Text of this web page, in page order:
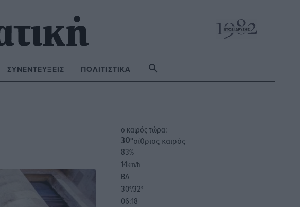
ΣΥΝΕΝΤΕΎΞΕΙΣ ΠΟΛΙΤΙΣΤΙΚΆ
o καιρός τώρα:
30°αίθριος καιρός
83%
14km/h
ΒΔ
30°/32°
06:18